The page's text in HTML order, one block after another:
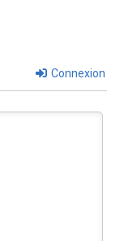
Connexion